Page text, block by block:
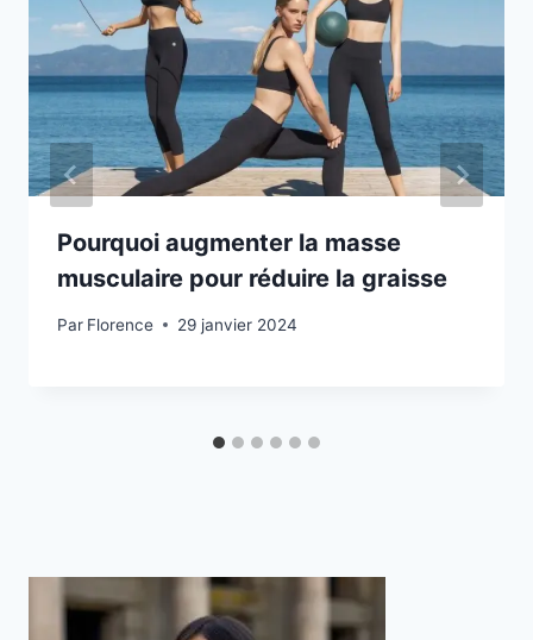
Pourquoi augmenter la masse
musculaire pour réduire la graisse
Par Florence 29 janvier 2024